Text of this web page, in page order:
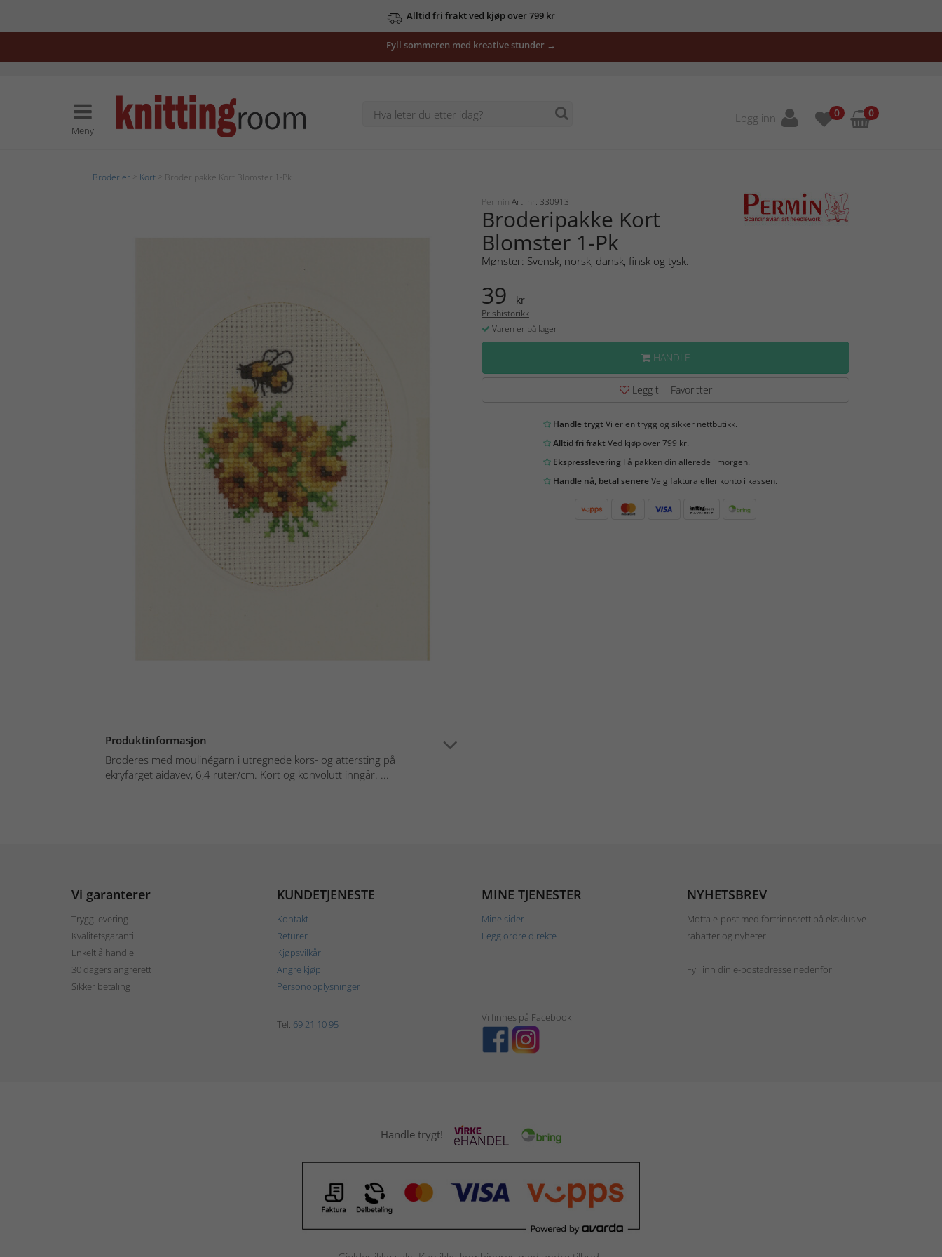
Alltid fri frakt ved kjøp over 799 kr
Fyll sommeren med kreative stunder →
Meny
Logg inn 0 0
Broderier Kort > Broderipakke Kort Blomster 1-Pk
Produktinformasjon
Broderes med moulinégarn i utregnede kors- og attersting på
ekryfarget aidavev, 6,4 ruter/cm. Kort og konvolutt inngår. ...
Permin Art. nr: 330913
Broderipakke Kort
Blomster 1-Pk
Mønster: Svensk, norsk, dansk, finsk og tysk.
39 kr
Prishistorikk
Varen er på lager
HANDLE
Legg til i Favoritter
Handle trygtVi er en trygg og sikker nettbutikk.
Alltid fri fraktVed kjøp over 799 kr.
EkspressleveringFå pakken din allerede i morgen.
Handle nå, betal senereVelg faktura eller konto i kassen.
Vi garanterer
Trygg levering
Kvalitetsgaranti
Enkelt å handle
30 dagers angrerett
Sikker betaling
KUNDETJENESTE
Kontakt
Returer
Kjøpsvilkår
Angre kjøp
Personopplysninger
MINE TJENESTER
Mine sider
Legg ordre direkte
NYHETSBREV
Motta e-post med fortrinnsrett på eksklusive
rabatter og nyheter.
Fyll inn din e-postadresse nedenfor.
Tel: 69 21 10 95
Vi finnes på Facebook
Handle trygt!